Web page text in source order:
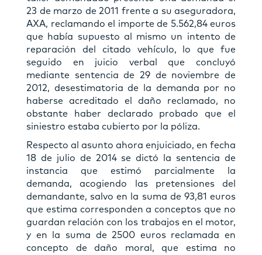
23 de marzo de 2011 frente a su aseguradora,
AXA, reclamando el importe de 5.562,84 euros
que había supuesto al mismo un intento de
reparación del citado vehículo, lo que fue
seguido en juicio verbal que concluyó
mediante sentencia de 29 de noviembre de
2012, desestimatoria de la demanda por no
haberse acreditado el daño reclamado, no
obstante haber declarado probado que el
siniestro estaba cubierto por la póliza.
Respecto al asunto ahora enjuiciado, en fecha
18 de julio de 2014 se dictó la sentencia de
instancia que estimó parcialmente la
demanda, acogiendo las pretensiones del
demandante, salvo en la suma de 93,81 euros
que estima corresponden a conceptos que no
guardan relación con los trabajos en el motor,
y en la suma de 2500 euros reclamada en
concepto de daño moral, que estima no